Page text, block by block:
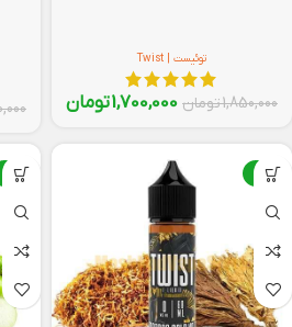
توئیست | Twist
1,850,000تومان 1,700,000تومان
-8%
-8%